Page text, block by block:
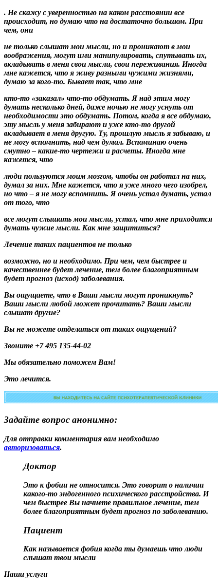
. Не скажу с уверенностью на каком расстоянии все
происходит, но думаю что на достаточно большом. При
чем, они
не только слышат мои мысли, но и проникают в мои
воображения, могут ими манипулировать, спутывать их,
вкладывать в меня свои мысли, свои переживания. Иногда
мне кажется, что я живу разными чужими жизнями,
думаю за кого-то. Бывает так, что мне
кто-то «заказал» что-то обдумать. Я над этим могу
думать несколько дней, даже ночью не могу уснуть от
необходимости это обдумать. Потом, когда я все обдумаю,
эту мысль у меня забирают и уже кто-то другой
вкладывает в меня другую. Ту, прошлую мысль я забываю, и
не могу вспомнить, над чем думал. Вспоминаю очень
смутно – какие-то чертежи и расчеты. Иногда мне
кажется, что
люди пользуются моим мозгом, чтобы он работал на них,
думал за них. Мне кажется, что я уже много чего изобрел,
но что – я не могу вспомнить. Я очень устал думать, устал
от того, что
все могут слышать мои мысли, устал, что мне приходится
думать чужие мысли. Как мне защититься?
Лечение таких пациентов не только
возможно, но и необходимо. При чем, чем быстрее и
качественнее будет лечение, тем более благоприятным
будет прогноз (исход) заболевания.
Вы ощущаете, что в Ваши мысли могут проникнуть?
Ваши мысли любой может прочитать? Ваши мысли
слышат другие?
Вы не можете отделаться от таких ощущений?
Звоните +7 495 135-44-02
Мы обязательно поможем Вам!
Это лечится.
Задайте вопрос анонимно:
Для отправки комментария вам необходимо
авторизоваться.
Доктор
Это к фобии не относится. Это говорит о наличии
какого-то эндогенного психического расстройства. И
чем быстрее Вы начнете правильное лечение, тем
более благоприятным будет прогноз по заболеванию.
Пациент
Как называется фобия когда ты думаешь что люди
слышат твои мысли
Наши услуги